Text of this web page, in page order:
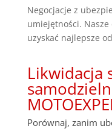
Negocjacje z
umiejętności.
uzyskać najlepsze
Likwidacja
Porównaj, zanim